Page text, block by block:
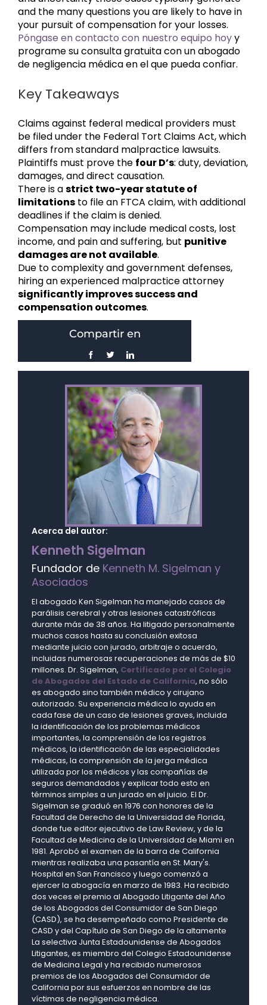
and the many questions you are likely to have in
your pursuit of compensation for your losses.
Póngase en contacto con nuestro equipo hoyy
programe su consulta gratuita con un abogado
de negligencia médica en el que pueda confiar.
Key Takeaways
Claims against federal medical providers must
be filed under the Federal Tort Claims Act, which
differs from standard malpractice lawsuits.
Plaintiffs must prove the four D’s: duty, deviation,
damages, and direct causation.
There is astrict two-year statute of
limitations to file an FTCA claim, with additional
deadlines if the claim is denied.
Compensation may include medical costs, lost
income, and pain and suffering, but punitive
damages are not available.
Due to complexity and government defenses,
hiring an experienced malpractice attorney
significantly improves success and
compensation outcomes.
Compartir en
FacebookGorjeoLinkedIn
Acerca del autor:
Kenneth Sigelman
Fundador de Kenneth M. Sigelman y
Asociados
El abogado Ken Sigelman ha manejado casos de
parálisis cerebral y otras lesiones catastróficas
durante más de 38 años. Ha litigado personalmente
muchos casos hasta su conclusión exitosa
mediante juicio con jurado, arbitraje o acuerdo,
incluidas numerosas recuperaciones de más de $10
millones. Dr. Sigelman, Certificado por el Colegio
de Abogados del Estado de California, no sólo
es abogado sino también médico y cirujano
autorizado. Su experiencia médica lo ayuda en
cada fase de un caso de lesiones graves, incluida
la identificación de los problemas médicos
importantes, la comprensión de los registros
médicos, la identificación de las especialidades
médicas, la comprensión de la jerga médica
utilizada por los médicos y las compañías de
seguros demandados y explicar todo esto en
términos simples a un jurado en el juicio. El Dr.
Sigelman se graduó en 1976 con honores de la
Facultad de Derecho de la Universidad de Florida,
donde fue editor ejecutivo de Law Review, y de la
Facultad de Medicina de la Universidad de Miami en
1981. Aprobó el examen de la barra de California
mientras realizaba una pasantía en St. Mary's.
Hospital en San Francisco y luego comenzó a
ejercer la abogacía en marzo de 1983. Ha recibido
dos veces el premio al Abogado Litigante del Año
de los Abogados del Consumidor de San Diego
(CASD), se ha desempeñado como Presidente de
CASD y del Capítulo de San Diego de la altamente
La selectiva Junta Estadounidense de Abogados
Litigantes, es miembro del Colegio Estadounidense
de Medicina Legal y ha recibido numerosos
premios de los Abogados del Consumidor de
California por sus esfuerzos en nombre de las
víctimas de negligencia médica.